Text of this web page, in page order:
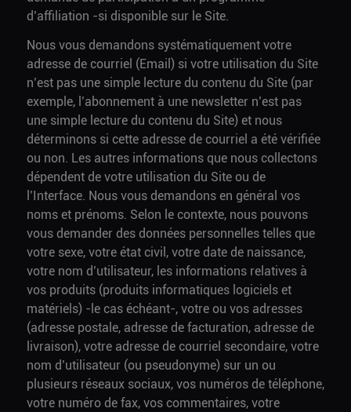
d’affiliation -si disponible sur le Site.
Nous vous demandons systématiquement votre
adresse de courriel (Email) si votre utilisation du Site
n’est pas une simple lecture du contenu du Site (par
exemple, l’abonnement à une newsletter n’est pas
une simple lecture du contenu du Site) et nous
déterminons si cette adresse de courriel a été vérifiée
ou non. Les autres informations que nous collectons
dépendent de votre utilisation du Site ou de
l’Interface. Nous vous demandons en général vos
noms et prénoms. Selon le contexte, nous pouvons
vous demander des données personnelles telles que
votre sexe, votre état civil, votre date de naissance,
votre nom d’utilisateur, les informations relatives à
vos produits (produits informatiques logiciels et
matériels) -le cas échéant-, votre ou vos adresses
(adresse postale, adresse de facturation, adresse de
livraison), votre adresse de courriel secondaire, votre
nom d’utilisateur (ou pseudonyme) sur un ou
plusieurs réseaux sociaux, vos numéros de téléphone,
votre numéro de fax, vos commentaires, votre